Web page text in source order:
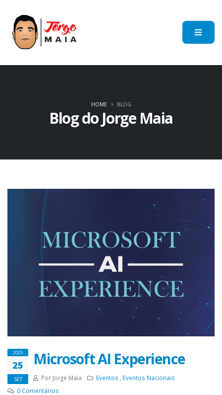
Blog do Jorge Maia
HOME BLOG
2025
25
SET
Microsoft AI Experience
Por Jorge Maia Eventos
Eventos Nacionais
0 Comentários